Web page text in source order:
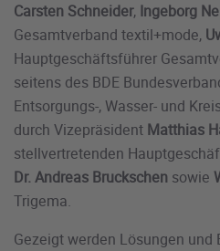
Carsten Schneider, Ingeborg
Gesamtverband textil+mode,
Hauptgeschäftsführer
seitens des BDE
Entsorgungs-, Wasser- und
durch Vizepräsident Matthias
stellvertretenden
Dr. Andreas Bruckschen sowie
Trigema.
Gezeigt werden Lösungen